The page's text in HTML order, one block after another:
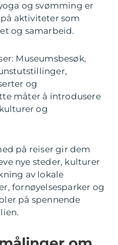
og svømming er
aktiviteter som
og samarbeid.
Museumsbesøk,
og
måter å introdusere
og
på reiser gir dem
nye steder, kulturer
av lokale
fornøyelsesparker og
på spennende